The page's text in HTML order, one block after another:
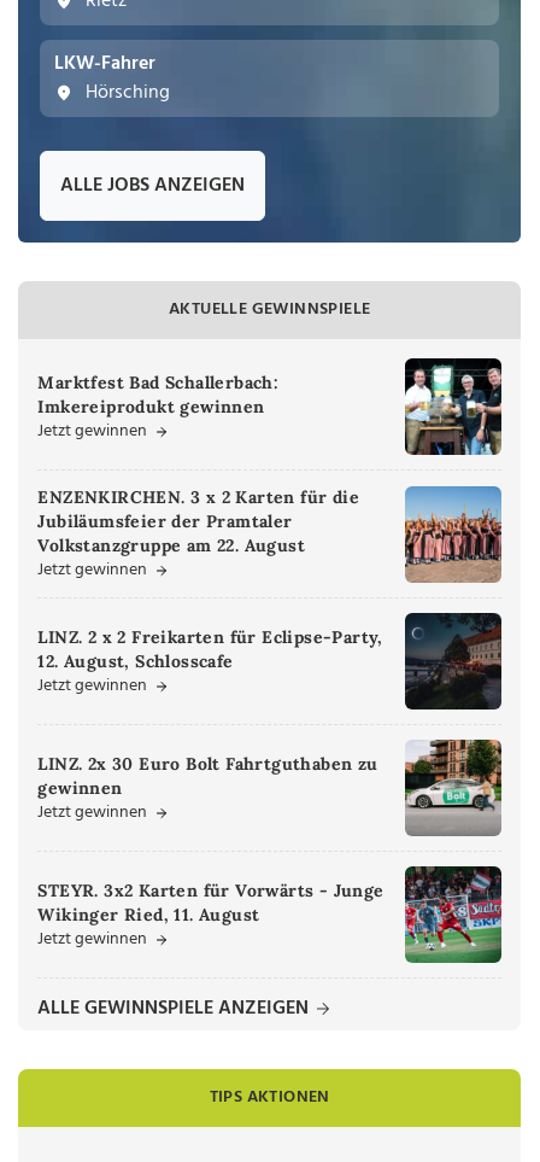
LKW-Fahrer
Hörsching
ALLE JOBS ANZEIGEN
AKTUELLE GEWINNSPIELE
Marktfest Bad Schallerbach:
Imkereiprodukt gewinnen
Jetzt gewinnen
ENZENKIRCHEN. 3 x 2 Karten für die
Jubiläumsfeier der Pramtaler
Volkstanzgruppe am 22. August
Jetzt gewinnen
LINZ. 2 x 2 Freikarten für Eclipse-Party,
12. August, Schlosscafe
Jetzt gewinnen
LINZ. 2x 30 Euro Bolt Fahrtguthaben zu
gewinnen
Jetzt gewinnen
STEYR. 3x2 Karten für Vorwärts - Junge
Wikinger Ried, 11. August
Jetzt gewinnen
ALLE GEWINNSPIELE ANZEIGEN
TIPS AKTIONEN